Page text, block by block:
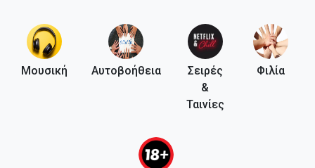
Μουσική Αυτοβοήθεια
Σειρές
&
Ταινίες
Φιλία